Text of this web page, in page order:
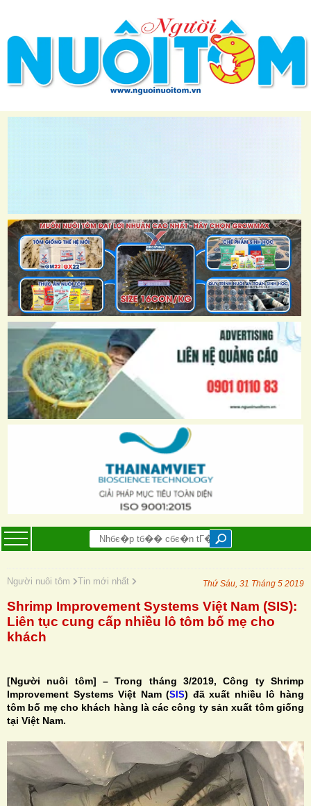
Người nuôi tôm Tin mới nhất Thứ Sáu, 31 Tháng 5 2019
Shrimp Improvement Systems Việt Nam (SIS):
Liên tục cung cấp nhiều lô tôm bố mẹ cho
khách
[Người nuôi tôm] – Trong tháng 3/2019, Công ty Shrimp
Improvement Systems Việt Nam (SIS) đã xuất nhiều lô hàng
tôm bố mẹ cho khách hàng là các công ty sản xuất tôm giống
tại Việt Nam.